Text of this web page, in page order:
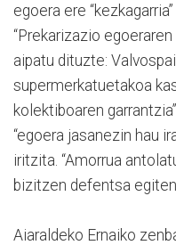
egoera ere
“Prekarizazio
aipatu dituzte:
supermerkatuetakoa
kolektiboaren
“egoera jasanezin hau
iritzita. “Amorrua
bizitzen defentsa egiten
Aiaraldeko Ernaiko